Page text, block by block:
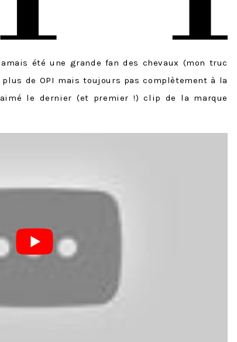
été une grande fan des chevaux (mon truc
de OPI mais toujours pas complètement à la
le dernier (et premier !) clip de la marque